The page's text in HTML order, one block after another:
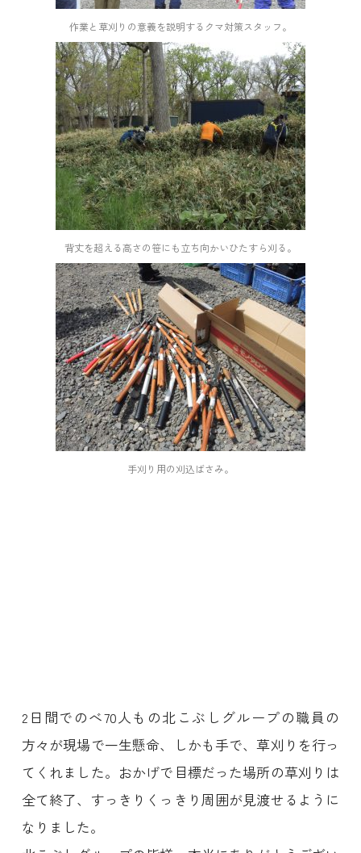
作業と草刈りの意義を説明するクマ対策スタッフ。
背丈を超える高さの笹にも立ち向かいひたすら刈る。
手刈り用の刈込ばさみ。
2日間でのべ70人もの北こぶしグループの職員の
方々が現場で一生懸命、しかも手で、草刈りを行っ
てくれました。おかげで目標だった場所の草刈りは
全て終了、すっきりくっきり周囲が見渡せるように
なりました。